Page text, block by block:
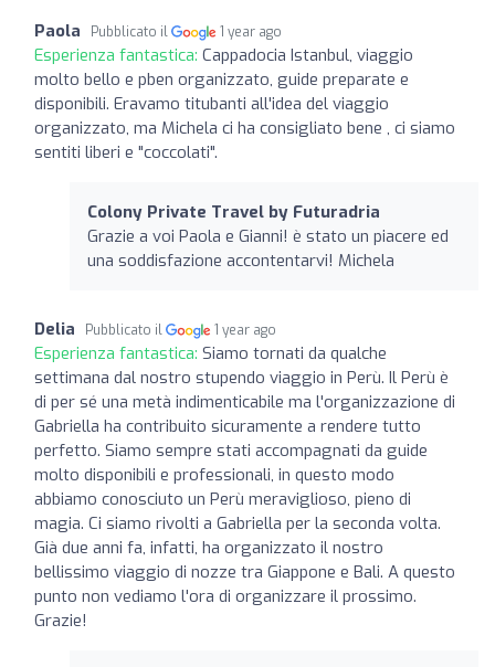
Paola Pubblicato il 1 year ago
Esperienza fantastica: Cappadocia Istanbul, viaggio
molto bello e pben organizzato, guide preparate e
disponibili. Eravamo titubanti all'idea del viaggio
organizzato, ma Michela ci ha consigliato bene , ci siamo
sentiti liberi e "coccolati".
Colony Private Travel by Futuradria
Grazie a voi Paola e Gianni! è stato un piacere ed
una soddisfazione accontentarvi! Michela
Delia Pubblicato il 1 year ago
Esperienza fantastica: Siamo tornati da qualche
settimana dal nostro stupendo viaggio in Perù. Il Perù è
di per sé una metà indimenticabile ma l'organizzazione di
Gabriella ha contribuito sicuramente a rendere tutto
perfetto. Siamo sempre stati accompagnati da guide
molto disponibili e professionali, in questo modo
abbiamo conosciuto un Perù meraviglioso, pieno di
magia. Ci siamo rivolti a Gabriella per la seconda volta.
Già due anni fa, infatti, ha organizzato il nostro
bellissimo viaggio di nozze tra Giappone e Bali. A questo
punto non vediamo l'ora di organizzare il prossimo.
Grazie!